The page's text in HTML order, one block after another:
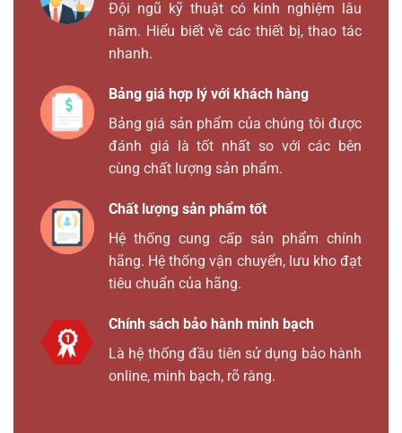
Đội ngũ kỹ thuật có kinh nghiệm lâu
năm. Hiểu biết về các thiết bị, thao tác
nhanh.
Bảng giá hợp lý với khách hàng
Bảng giá sản phẩm của chúng tôi được
đánh giá là tốt nhất so với các bên
cùng chất lượng sản phẩm.
Chất lượng sản phẩm tốt
Hệ thống cung cấp sản phẩm chính
hãng. Hệ thống vận chuyển, lưu kho đạt
tiêu chuẩn của hãng.
Chính sách bảo hành minh bạch
Là hệ thống đầu tiên sử dụng bảo hành
online, minh bạch, rõ ràng.